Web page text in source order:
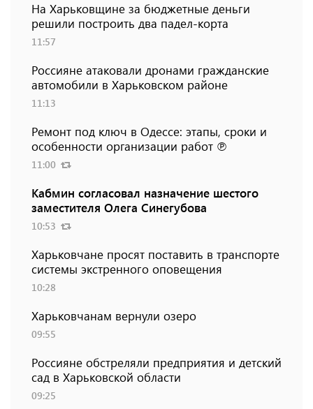
На Харьковщине за бюджетные деньги
решили построить два падел-корта
11:57
Россияне атаковали дронами гражданские
автомобили в Харьковском районе
11:13
Ремонт под ключ в Одессе: этапы, сроки и
особенности организации работ ℗
11:00
Кабмин согласовал назначение шестого
заместителя Олега Синегубова
10:53
Харьковчане просят поставить в транспорте
системы экстренного оповещения
10:28
Харьковчанам вернули озеро
09:55
Россияне обстреляли предприятия и детский
сад в Харьковской области
09:25